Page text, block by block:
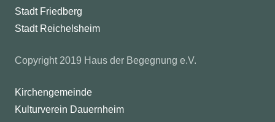
Stadt Friedberg
Stadt Reichelsheim
Copyright 2019 Haus der Begegnung e.V.
Kirchengemeinde
Kulturverein Dauernheim